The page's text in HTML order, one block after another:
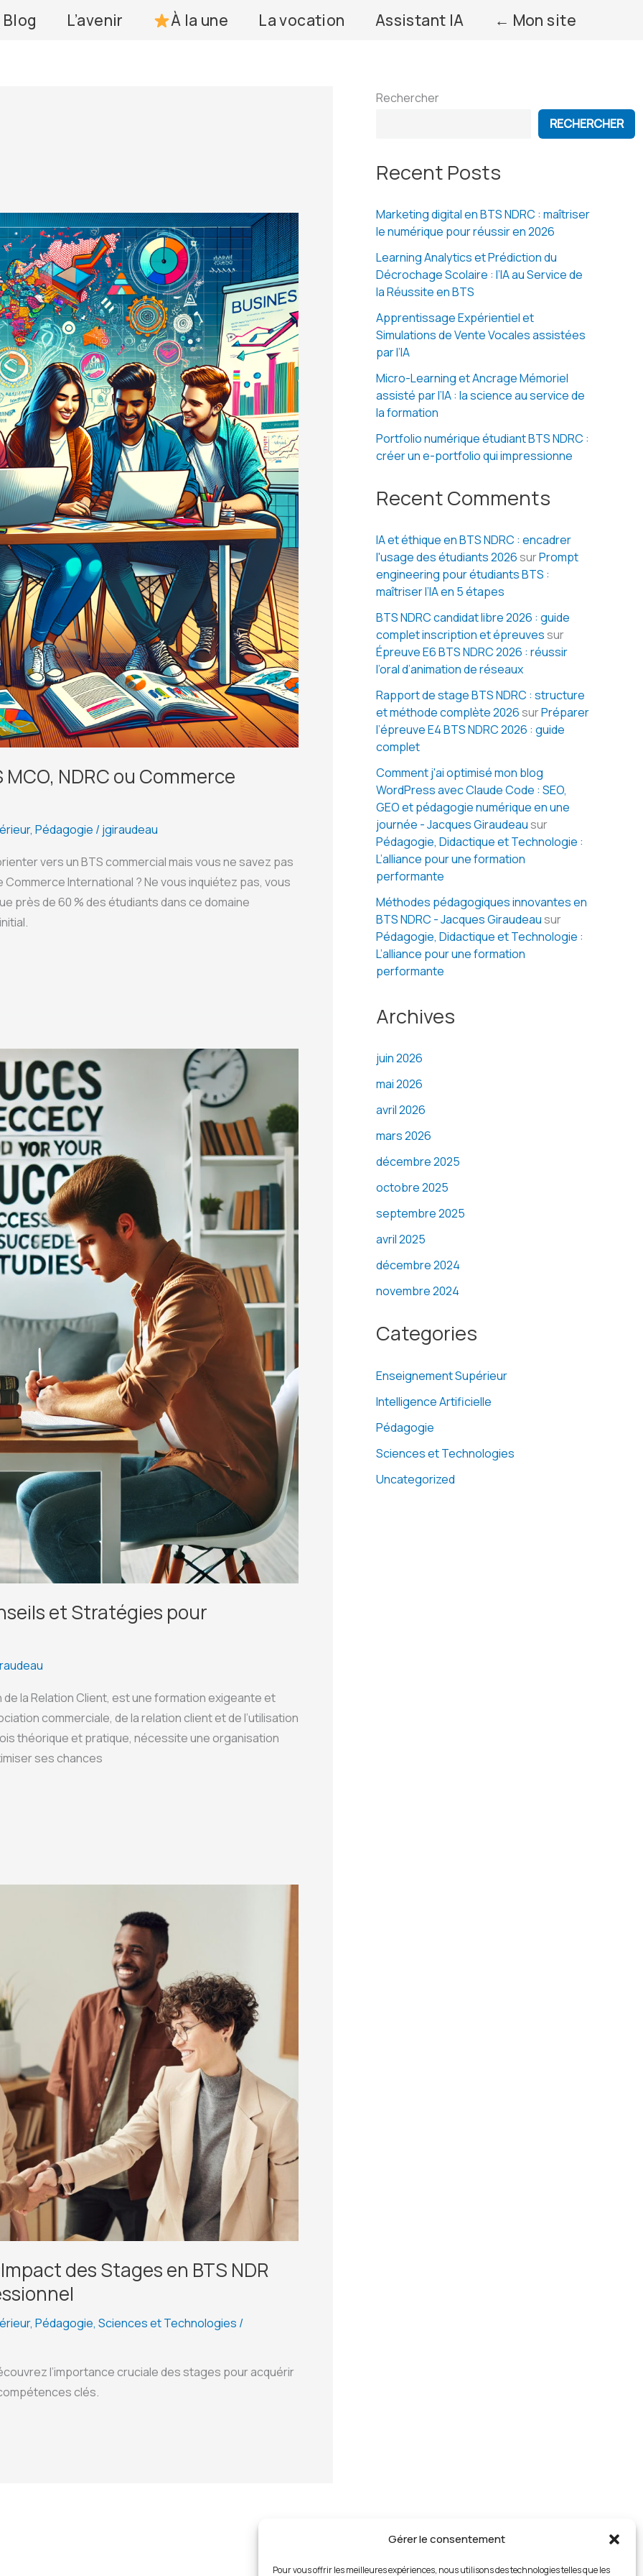
Gérer le consentement
Pour vous offrir les meilleures expériences, nous utilisons des technologies telles que les
Blog L’avenir À la une La vocation Assistant IA ← Mon site
NDRC ou Commerce
, Pédagogie /jgiraudeau
vers un BTS commercial mais vous ne savez pas
Commerce International ? Ne vous inquiétez pas, vous
près de 60 % des étudiants dans ce domaine
et Stratégies pour
de la Relation Client, est une formation exigeante et
commerciale, de la relation client et de l’utilisation
théorique et pratique, nécessite une organisation
ses chances
des Stages en BTS NDR
, Pédagogie, Sciences et Technologies /
l’importance cruciale des stages pour acquérir
clés.
Rechercher
RECHERCHER
Recent Posts
Marketing digital en BTS NDRC : maîtriser
le numérique pour réussir en 2026
Learning Analytics et Prédiction du
Décrochage Scolaire : l’IA au Service de
la Réussite en BTS
Apprentissage Expérientiel et
Simulations de Vente Vocales assistées
par l’IA
Micro-Learning et Ancrage Mémoriel
assisté par l’IA : la science au service de
la formation
Portfolio numérique étudiant BTS NDRC :
créer un e-portfolio qui impressionne
Recent Comments
IA et éthique en BTS NDRC : encadrer
l'usage des étudiants 2026surPrompt
engineering pour étudiants BTS :
maîtriser l’IA en 5 étapes
BTS NDRC candidat libre 2026 : guide
complet inscription et épreuvessur
Épreuve E6 BTS NDRC 2026 : réussir
l’oral d’animation de réseaux
Rapport de stage BTS NDRC : structure
et méthode complète 2026surPréparer
l’épreuve E4 BTS NDRC 2026 : guide
complet
Comment j'ai optimisé mon blog
WordPress avec Claude Code : SEO,
GEO et pédagogie numérique en une
journée - Jacques Giraudeausur
Pédagogie, Didactique et Technologie :
L’alliance pour une formation
performante
Méthodes pédagogiques innovantes en
BTS NDRC - Jacques Giraudeausur
Pédagogie, Didactique et Technologie :
L’alliance pour une formation
performante
Archives
juin 2026
mai 2026
avril 2026
mars 2026
décembre 2025
octobre 2025
septembre 2025
avril 2025
décembre 2024
novembre 2024
Categories
Enseignement Supérieur
Intelligence Artificielle
Pédagogie
Sciences et Technologies
Uncategorized